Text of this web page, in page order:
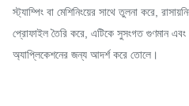
স্ট্যাম্পিং বা মেশিনিংয়ের সাথে তুলনা করে,
প্রোফাইল তৈরি করে, এটিকে সুসংগত গুণমান এবং
অ্যাপ্লিকেশনের জন্য আদর্শ করে তোলে।